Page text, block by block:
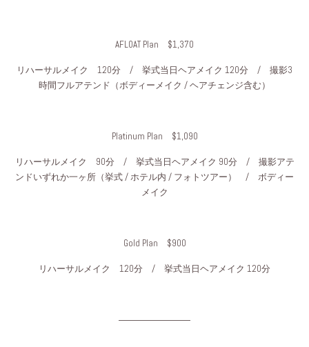
AFLOAT Plan $1,370
リハーサルメイク 120分 / 挙式当日ヘアメイク 120分 / 撮影3
時間フルアテンド（ボディーメイク / ヘアチェンジ含む）
Platinum Plan $1,090
リハーサルメイク 90分 / 挙式当日ヘアメイク 90分 / 撮影アテ
ンドいずれか一ヶ所（挙式 / ホテル内 / フォトツアー） / ボディー
メイク
Gold Plan $900
リハーサルメイク 120分 / 挙式当日ヘアメイク 120分
――――――――